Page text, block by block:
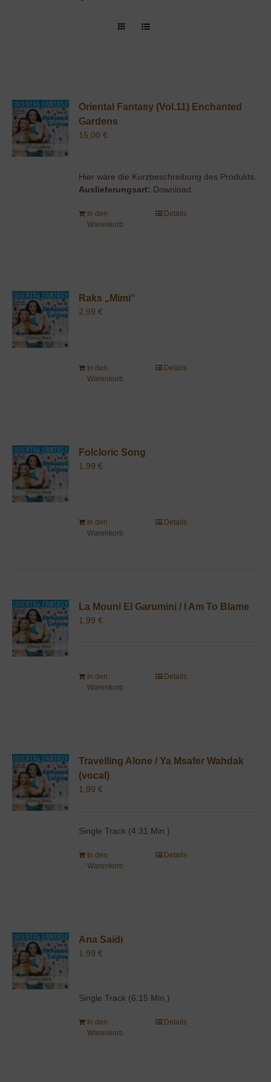
Oriental Fantasy (Vol.11) Enchanted
Gardens
15,00€
Hier wäre die Kurzbeschreibung des Produkts.
Auslieferungsart: Download
In den
Warenkorb
Details
Raks „Mimi“
2,99€
In den
Warenkorb
Details
Folcloric Song
1,99€
In den
Warenkorb
Details
La Mouni El Garumini / I Am To Blame
1,99€
In den
Warenkorb
Details
Travelling Alone / Ya Msafer Wahdak
(vocal)
1,99€
Single Track (4:31 Min.)
In den
Warenkorb
Details
Ana Saidi
1,99€
Single Track (6:15 Min.)
In den
Warenkorb
Details